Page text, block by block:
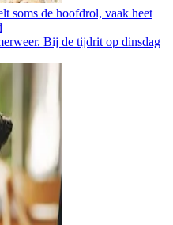
soms de hoofdrol, vaak heet
Bij de tijdrit op dinsdag